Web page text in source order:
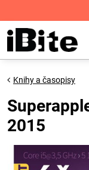
Knihy a časopisy
2015